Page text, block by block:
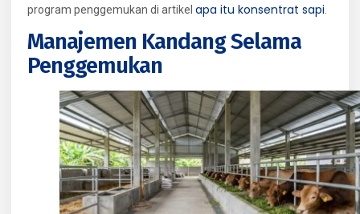
program penggemukan di artikel apa itu konsentrat sapi
Manajemen Kandang Selama
Penggemukan